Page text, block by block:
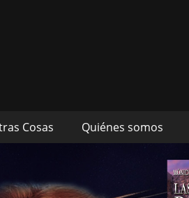
Cueto
Cosas Quiénes somos